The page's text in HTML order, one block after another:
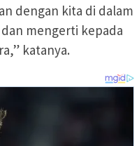
dengan kita di dalam
mengerti kepada
katanya.